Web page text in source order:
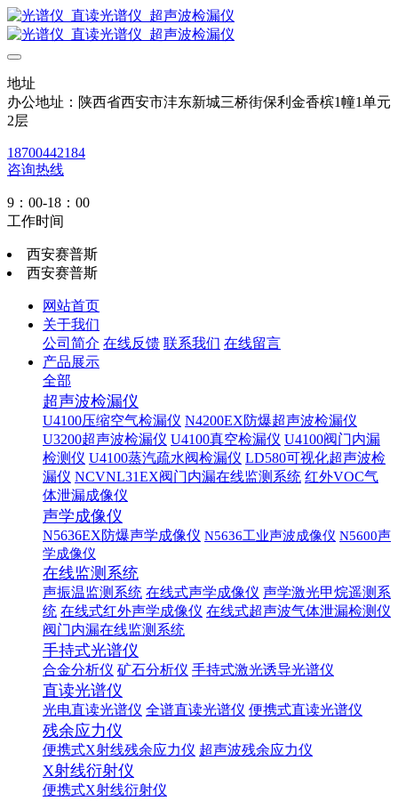
地址
办公地址：陕西省西安市沣东新城三桥街保利金香槟1幢1单元
2层
18700442184
咨询热线
9：00-18：00
工作时间
西安赛普斯
西安赛普斯
网站首页
关于我们
公司简介 在线反馈 联系我们 在线留言
产品展示
全部
超声波检漏仪
U4100压缩空气检漏仪 N4200EX防爆超声波检漏仪
U3200超声波检漏仪 U4100真空检漏仪 U4100阀门内漏
检测仪 U4100蒸汽疏水阀检漏仪 LD580可视化超声波检
漏仪 NCVNL31EX阀门内漏在线监测系统 红外VOC气
体泄漏成像仪
声学成像仪
N5636EX防爆声学成像仪 N5636工业声波成像仪 N5600声
学成像仪
在线监测系统
声振温监测系统 在线式声学成像仪 声学激光甲烷遥测系
统 在线式红外声学成像仪 在线式超声波气体泄漏检测仪
阀门内漏在线监测系统
手持式光谱仪
合金分析仪 矿石分析仪 手持式激光诱导光谱仪
直读光谱仪
光电直读光谱仪 全谱直读光谱仪 便携式直读光谱仪
残余应力仪
便携式X射线残余应力仪 超声波残余应力仪
X射线衍射仪
便携式X射线衍射仪